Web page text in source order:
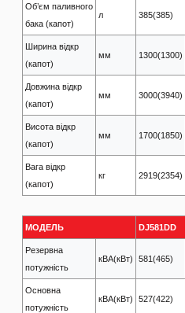
Об’єм паливного
бака (капот)
л 385(385)
Ширина відкр
(капот)
мм 1300(1300)
Довжина відкр
(капот)
мм 3000(3940)
Висота відкр
(капот)
мм 1700(1850)
Вага відкр
(капот)
кг 2919(2354)
МОДЕЛЬ DJ581DD
Резервна
потужність
кВА(кВт) 581(465)
Основна
потужність
кВА(кВт) 527(422)